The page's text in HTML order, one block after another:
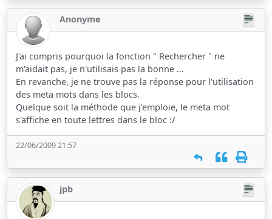
Anonyme
J'ai compris pourquoi la fonction " Rechercher " ne
m'aidait pas, je n'utilisais pas la bonne ...
En revanche, je ne trouve pas la réponse pour l'utilisation
des meta mots dans les blocs.
Quelque soit la méthode que j'emploie, le meta mot
s'affiche en toute lettres dans le bloc :/
22/06/2009 21:57
jpb